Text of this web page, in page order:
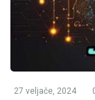
27 veljače, 2024